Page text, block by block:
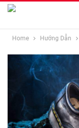
Home Hướng Dẫn